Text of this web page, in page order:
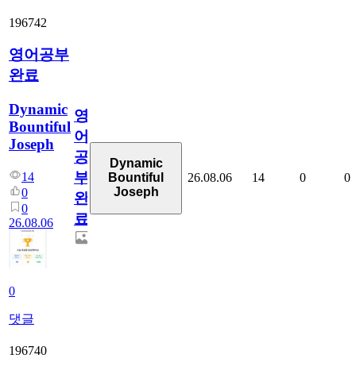
196742
영어공부
완료
Dynamic
Bountiful
Joseph
14
0
0
26.08.06
0
댓글
영
어
공
부
완
료
Dynamic
Bountiful
Joseph
26.08.06 14 0 0
196740